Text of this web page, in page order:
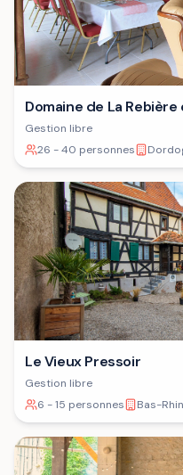
Domaine de La
Gestion libre
26 - 40 personnes
Le Vieux Pressoir
Gestion libre
6 - 15 personnes
Bas-Rhin